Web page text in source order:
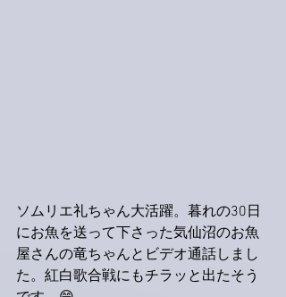
ソムリエ礼ちゃん大活躍。暮れの30日
にお魚を送って下さった気仙沼のお魚
屋さんの竜ちゃんとビデオ通話しまし
た。紅白歌合戦にもチラッと出たそう